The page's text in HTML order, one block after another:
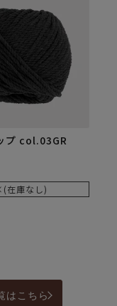
プ col.03GR
在庫なし)
はこちら